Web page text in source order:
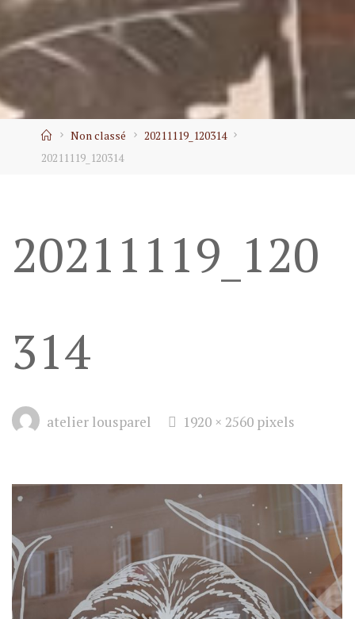
Home
Non classé
20211119_120314
20211119_120314
20211119_120
314
atelier lousparel
Full1920 × 2560 pixels